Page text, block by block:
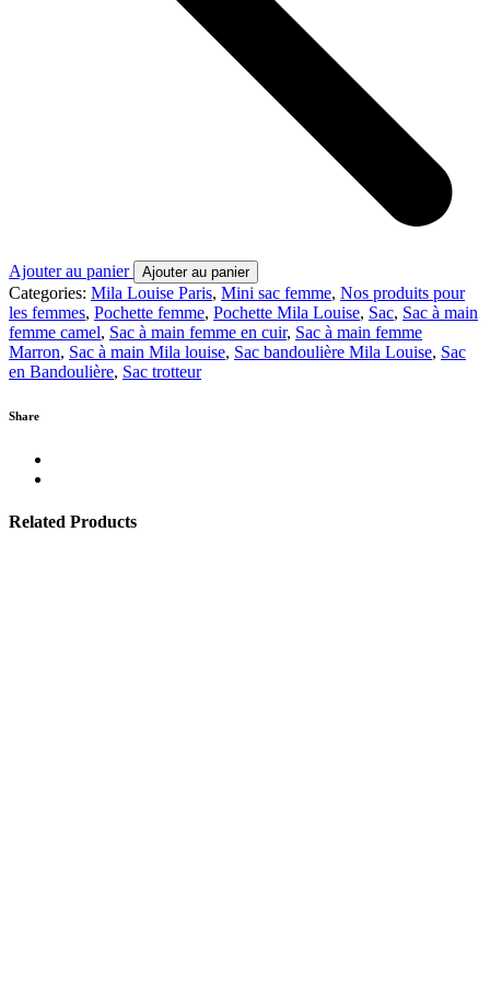
Ajouter au panier Ajouter au panier
Categories: Mila Louise Paris, Mini sac femme, Nos produits pour
les femmes, Pochette femme, Pochette Mila Louise, Sac, Sac à main
femme camel, Sac à main femme en cuir, Sac à main femme
Marron, Sac à main Mila louise, Sac bandoulière Mila Louise, Sac
en Bandoulière, Sac trotteur
Share
Related Products